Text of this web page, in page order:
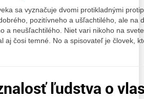
sa vyznačuje dvomi protikladnými
pozitívneho a ušľachtilého, ale na
a neušľachtilého. Niet vari nikoho na
aj čosi temné. No a spisovateľ je človek,
ľudstva o